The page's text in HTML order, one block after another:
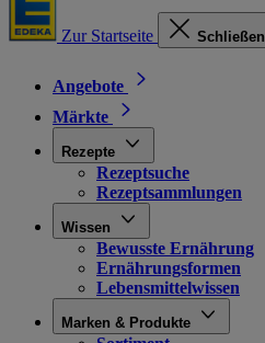
Zur Startseite Schließen
Angebote
Märkte
Rezepte
Rezeptsuche
Rezeptsammlungen
Wissen
Bewusste Ernährung
Ernährungsformen
Lebensmittelwissen
Marken & Produkte